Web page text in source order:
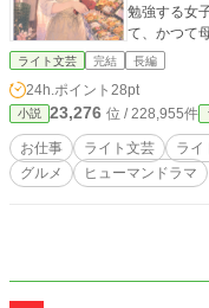
勉強する女
て、かつて母
なる前に誰
ライト文芸 完結 長編
24h.ポイント 28pt
小説 23,276 位 / 228,955件
お仕事 ライト文芸 ライ
グルメ
ヒューマンドラマ